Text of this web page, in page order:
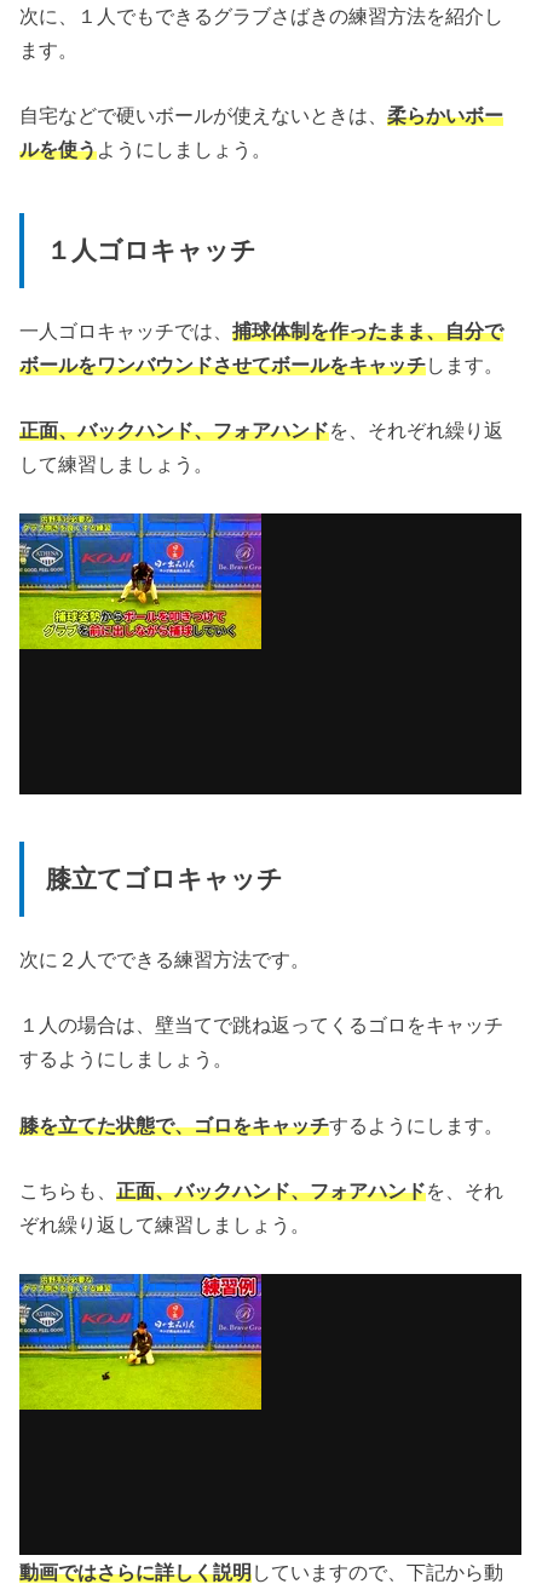
次に、１人でもできるグラブさばきの練習方法を紹介し
ます。
自宅などで硬いボールが使えないときは、柔らかいボー
ルを使うようにしましょう。
１人ゴロキャッチ
一人ゴロキャッチでは、捕球体制を作ったまま、自分で
ボールをワンバウンドさせてボールをキャッチします。
正面、バックハンド、フォアハンドを、それぞれ繰り返
して練習しましょう。
膝立てゴロキャッチ
次に２人でできる練習方法です。
１人の場合は、壁当てで跳ね返ってくるゴロをキャッチ
するようにしましょう。
膝を立てた状態で、ゴロをキャッチするようにします。
こちらも、正面、バックハンド、フォアハンドを、それ
ぞれ繰り返して練習しましょう。
動画ではさらに詳しく説明していますので、下記から動